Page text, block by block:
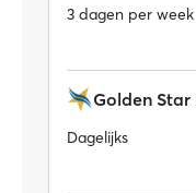
3 dagen per week
Golden Star
Dagelijks